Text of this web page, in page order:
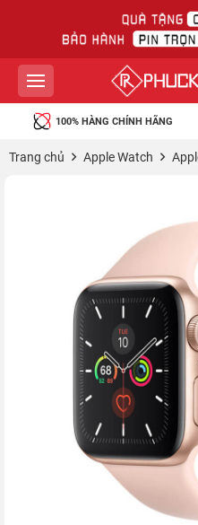
100% HÀNG CHÍNH HÃNG
Trang chủ Apple Watch